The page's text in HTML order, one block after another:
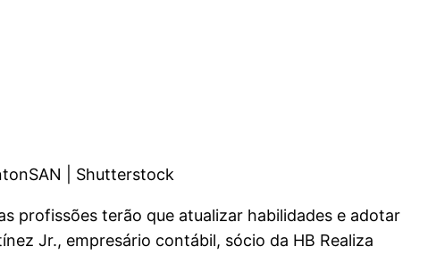
| Shutterstock
profissões terão que atualizar habilidades e adotar
Jr., empresário contábil, sócio da HB Realiza